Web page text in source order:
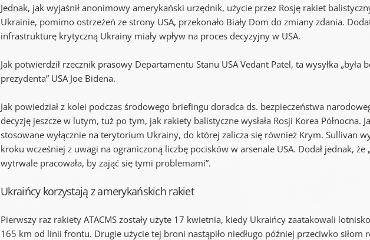
Jednak, jak wyjaśnił anonimowy amerykański urzędnik, użycie przez Rosję rakiet
Ukrainie, pomimo ostrzeżeń ze strony USA, przekonało Biały Dom do zmiany zdania.
infrastrukturę krytyczną Ukrainy miały wpływ na proces decyzyjny w USA.
Jak potwierdził rzecznik prasowy Departamentu Stanu USA Vedant Patel, ta wysyłka „była
prezydenta” USA Joe Bidena.
Jak powiedział z kolei podczas środowego briefingu doradca ds. bezpieczeństwa
decyzję jeszcze w lutym, tuż po tym, jak rakiety balistyczne wysłała Rosji Korea Północna.
stosowane wyłącznie na terytorium Ukrainy, do której zalicza się również Krym. Sullivan
kroku wcześniej z uwagi na ograniczoną liczbę pocisków w arsenale USA. Dodał jednak,
wytrwale pracowała, by zająć się tymi problemami”.
Ukraińcy korzystają z amerykańskich rakiet
Pierwszy raz rakiety ATACMS zostały użyte 17 kwietnia, kiedy Ukraińcy zaatakowali
165 km od linii frontu. Drugie użycie tej broni nastąpiło niedługo później przeciwko siłom